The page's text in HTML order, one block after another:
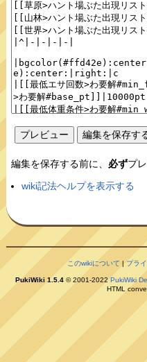
編集を保存する前に、 必ずプ
wiki記法ヘルプを表示する
このwikiについて |プラ
PukiWiki 1.5.4 © 2001-2022PukiWiki
HTML